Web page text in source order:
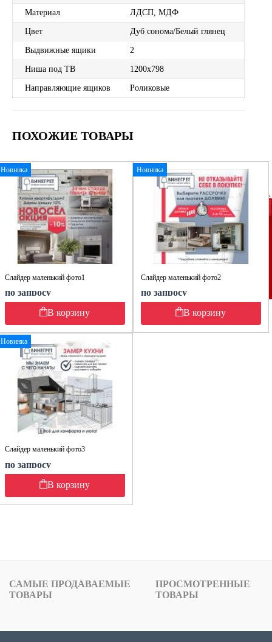
Материал ЛДСП, МДФ
Цвет Дуб сонома/Белый глянец
Выдвижные ящики 2
Ниша под ТВ 1200х798
Направляющие ящиков Роликовые
ПОХОЖИЕ ТОВАРЫ
Новинка
Слайдер маленький фото1
по запросу
В корзину
Новинка
Слайдер маленький фото2
по запросу
В корзину
Новинка
Слайдер маленький фото3
по запросу
В корзину
САМЫЕ ПРОДАВАЕМЫЕ
ТОВАРЫ
ПРОСМОТРЕННЫЕ
ТОВАРЫ